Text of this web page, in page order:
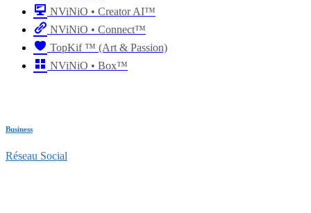
NViNiO • Creator AI™
NViNiO • Connect™
TopKif ™ (Art & Passion)
NViNiO • Box™
Business
Réseau Social